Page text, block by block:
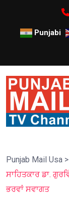
Punjabi
Punjab Mail Usa >
ਸਾਹਿਤਕਾਰ ਡਾ.
ਭਰਵਾਂ ਸਵਾਗਤ